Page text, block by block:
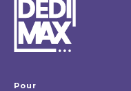
Pour